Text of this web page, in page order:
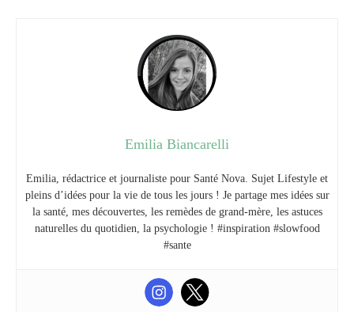
Emilia Biancarelli
Emilia, rédactrice et journaliste pour Santé Nova. Sujet Lifestyle et
pleins d’idées pour la vie de tous les jours ! Je partage mes idées sur
la santé, mes découvertes, les remèdes de grand-mère, les astuces
naturelles du quotidien, la psychologie ! #inspiration #slowfood
#sante